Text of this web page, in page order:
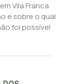
Vila Franca
e sobre o qual
foi possível